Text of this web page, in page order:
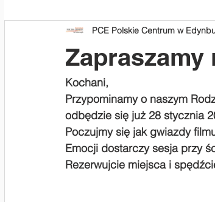
PCE Polskie Centrum w
Kochani,
Przypominamy o naszym
odbędzie się już 28 stycznia
Poczujmy się jak gwiazdy
Emocji dostarczy sesja przy
Rezerwujcie miejsca i